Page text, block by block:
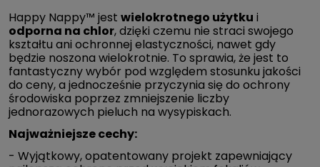
Happy Nappy™ jest wielokrotnego użytku i
odporna na chlor, dzięki czemu nie straci swojego
kształtu ani ochronnej elastyczności, nawet gdy
będzie noszona wielokrotnie. To sprawia, że jest to
fantastyczny wybór pod względem stosunku jakości
do ceny, a jednocześnie przyczynia się do ochrony
środowiska poprzez zmniejszenie liczby
jednorazowych pieluch na wysypiskach.
Najważniejsze cechy:
- Wyjątkowy, opatentowany projekt zapewniający